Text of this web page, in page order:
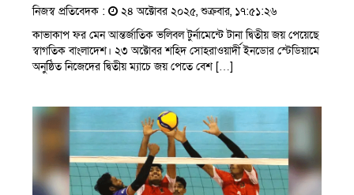
নিজস্ব প্রতিবেদক :
২৪ অক্টোবর ২০২৫, শুক্রবার, ১৭:৫১:২৬
কাভাকাপ ফর মেন আন্তর্জাতিক ভলিবল টুর্নামেন্টে টানা দ্বিতীয় জয় পেয়েছে
স্বাগতিক বাংলাদেশ। ২৩ অক্টোবর শহিদ সোহরাওয়ার্দী ইনডোর স্টেডিয়ামে
অনুষ্ঠিত নিজেদের দ্বিতীয় ম্যাচে জয় পেতে বেশ […]